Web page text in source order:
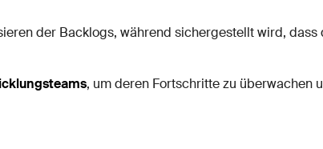
der Backlogs, während sichergestellt wird,
, um deren Fortschritte zu überwachen